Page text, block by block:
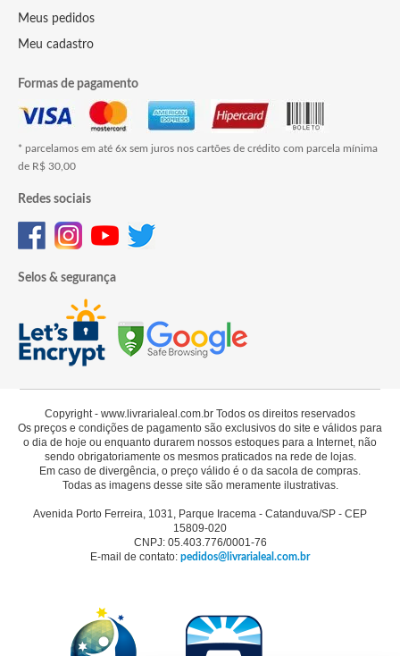
Meus pedidos
Meu cadastro
Formas de pagamento
* parcelamos em até 6x sem juros nos cartões de crédito com parcela mínima
de R$ 30,00
Redes sociais
Selos & segurança
Copyright - www.livrarialeal.com.br Todos os direitos reservados
Os preços e condições de pagamento são exclusivos do site e válidos para
o dia de hoje ou enquanto durarem nossos estoques para a Internet, não
sendo obrigatoriamente os mesmos praticados na rede de lojas.
Em caso de divergência, o preço válido é o da sacola de compras.
Todas as imagens desse site são meramente ilustrativas.
Avenida Porto Ferreira, 1031, Parque Iracema - Catanduva/SP - CEP
15809-020
CNPJ: 05.403.776/0001-76
E-mail de contato: pedidos@livrarialeal.com.br